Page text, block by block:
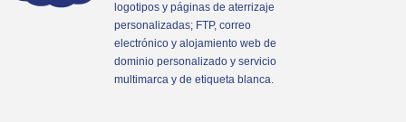
logotipos y páginas de aterrizaje
personalizadas; FTP, correo
electrónico y alojamiento web de
dominio personalizado y servicio
multimarca y de etiqueta blanca.